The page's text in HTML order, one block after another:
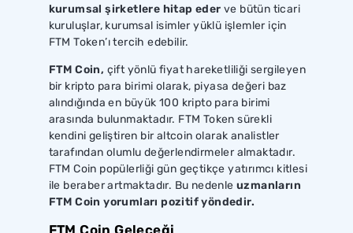
kurumsal şirketlere hitap eder ve bütün ticari
kuruluşlar, kurumsal isimler yüklü işlemler için
FTM Token’ı tercih edebilir.
FTM Coin, çift yönlü fiyat hareketliliği sergileyen
bir kripto para birimi olarak, piyasa değeri baz
alındığında en büyük 100 kripto para birimi
arasında bulunmaktadır. FTM Token sürekli
kendini geliştiren bir altcoin olarak analistler
tarafından olumlu değerlendirmeler almaktadır.
FTM Coin popülerliği gün geçtikçe yatırımcı kitlesi
ile beraber artmaktadır. Bu nedenle uzmanların
FTM Coin yorumları pozitif yöndedir.
FTM Coin Geleceği